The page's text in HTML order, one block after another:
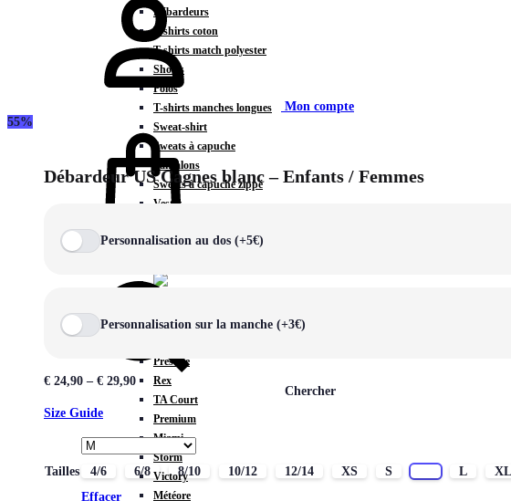
Débardeurs
T-shirts coton
T-shirts match polyester
Shorts
Polos
T-shirts manches longues
Sweat-shirt
Sweats à capuche
Pantalons
Sweats à capuche zippé
Vestes
Prestige
Rex
TA Court
Premium
Miami
Storm
Victory
Météore
Mon compte
Chercher
55%
Débardeur US Cagnes blanc – Enfants / Femmes
Personnalisation au dos (+5€)
Personnalisation sur la manche (+3€)
€ 24,90 – € 29,90
Size Guide
Tailles 4/6 6/8 8/10 10/12 12/14 XS S L XL
Effacer